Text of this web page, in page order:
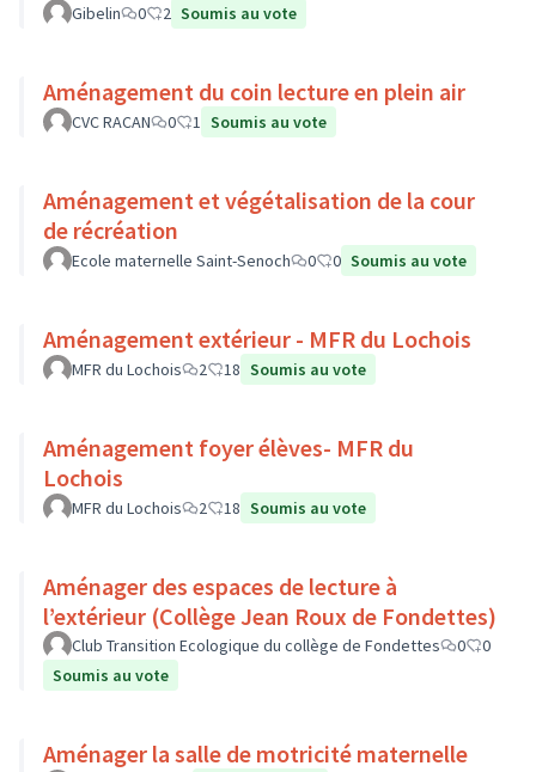
Gibelin 0 2 Soumis au vote
Aménagement du coin lecture en plein air
CVC RACAN 0 1 Soumis au vote
Aménagement et végétalisation de la cour
de récréation
Ecole maternelle Saint-Senoch 0 0 Soumis au vote
Aménagement extérieur - MFR du Lochois
MFR du Lochois 2 18 Soumis au vote
Aménagement foyer élèves- MFR du
Lochois
MFR du Lochois 2 18 Soumis au vote
Aménager des espaces de lecture à
l’extérieur (Collège Jean Roux de Fondettes)
Club Transition Ecologique du collège de Fondettes 0
0
Soumis au vote
Aménager la salle de motricité maternelle